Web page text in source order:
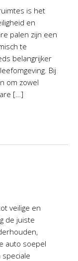
is het
en
palen zijn een
te
belangrijker
Bij
om zowel
[…]
veilige en
de juiste
auto soepel